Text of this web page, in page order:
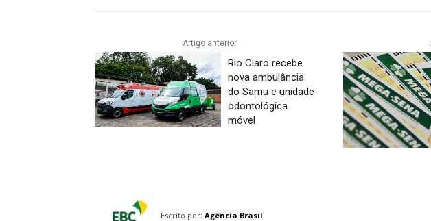
Artigo anterior
Rio Claro recebe
nova ambulância
do Samu e unidade
odontológica
móvel
Escrito por: Agência Brasil